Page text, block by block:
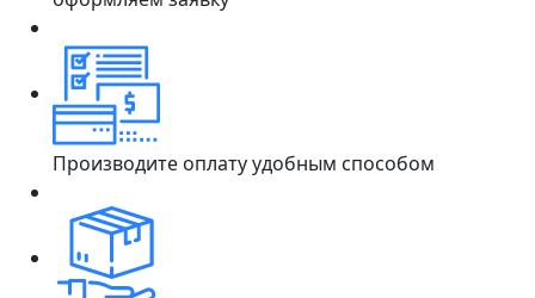
Производите оплату удобным способом